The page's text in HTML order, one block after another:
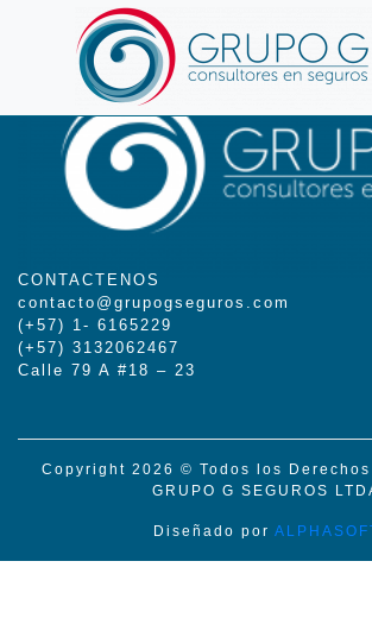
CONTACTENOS
contacto@grupogseguros.com
(+57) 1- 6165229
(+57) 3132062467
Calle 79 A #18 – 23
Copyright 2026 © Todos los
GRUPO G SEGUROS
Diseñado por